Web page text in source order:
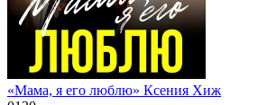
«Мама, я его люблю» Ксения Хиж